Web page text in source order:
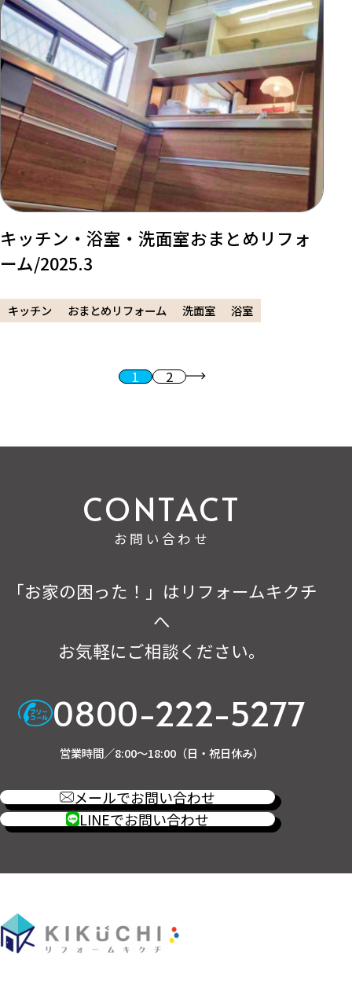
キッチン・浴室・洗面室おまとめリフォ
ーム/2025.3
キッチン おまとめリフォーム 洗面室 浴室
1 2 次へ
お問い合わせ
「お家の困った！」はリフォームキクチ
へ
お気軽にご相談ください。
0800-222-5277
営業時間／8:00～18:00（日・祝日休み）
メールでお問い合わせ
LINEでお問い合わせ